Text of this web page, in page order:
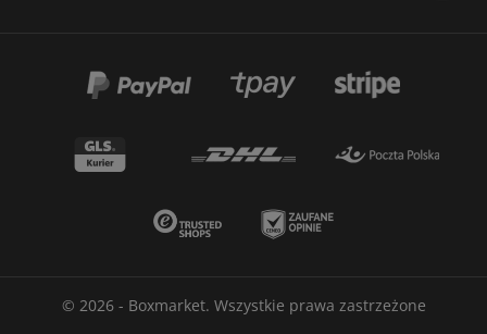
© 2026 - Boxmarket. Wszystkie prawa zastrzeżone